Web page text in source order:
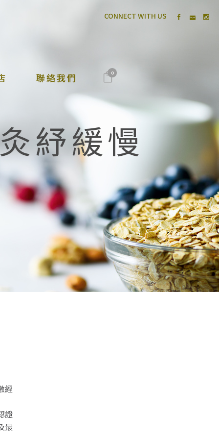
CONNECT WITH US
聯絡我們 0
紓緩慢
經
證
最